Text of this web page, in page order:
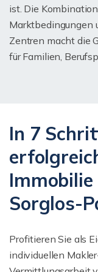
ist. Die
Marktbedingungen
Zentren macht die
für Familien,
In 7
Sorglos-
Profitieren Sie als
individuellen